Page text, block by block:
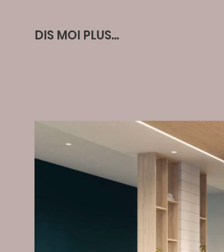
DIS MOI PLUS...